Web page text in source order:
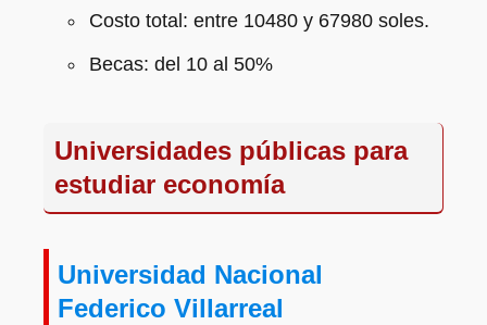
Costo total: entre 10480 y 67980 soles.
Becas: del 10 al 50%
Universidades públicas para
estudiar economía
Universidad Nacional
Federico Villarreal